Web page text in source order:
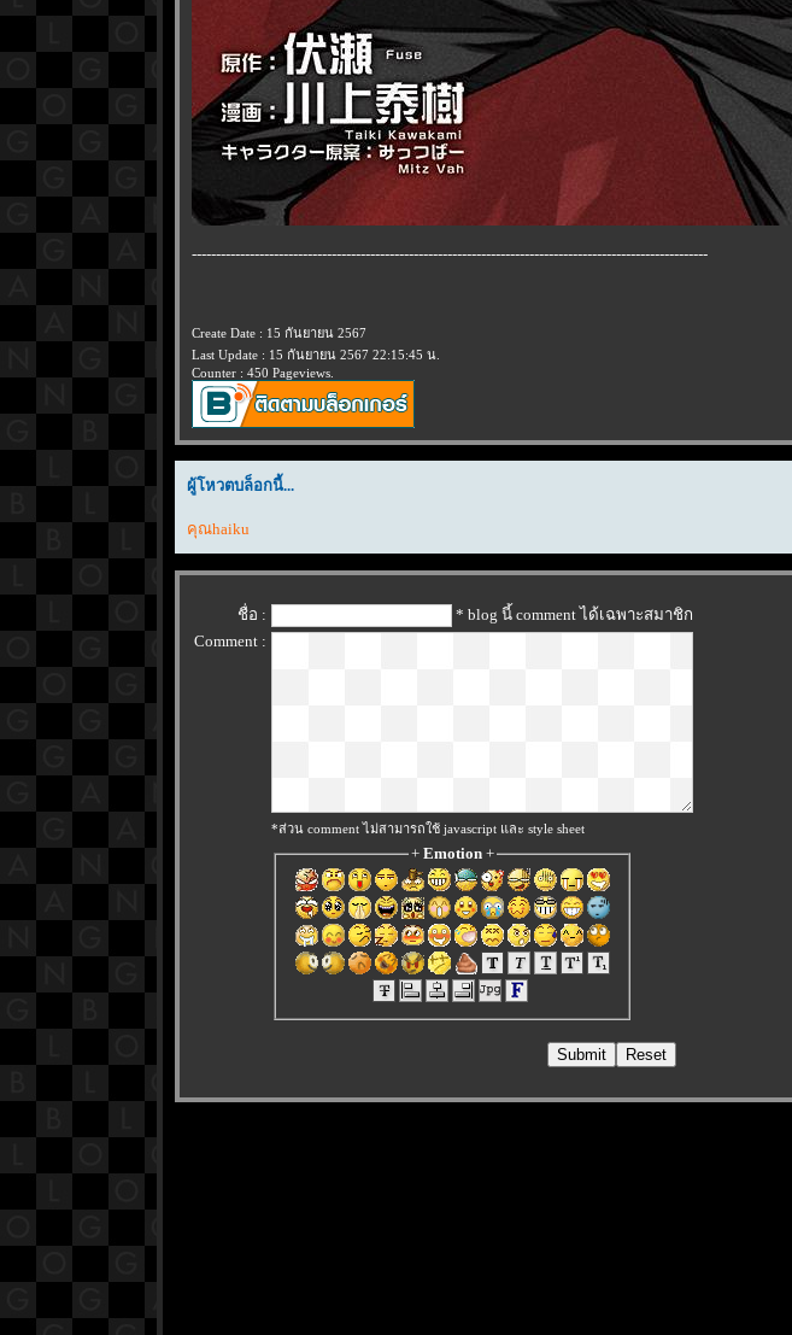
-----------------------------------------------------------------------------------------------------------
Create Date : 15 กันยายน 2567
Last Update : 15 กันยายน 2567 22:15:45 น.
Counter : 450 Pageviews.
ผู้โหวตบล็อกนี้...
คุณhaiku
ชื่อ :
* blog นี้ comment ได้เฉพาะสมาชิก
Comment :
*ส่วน comment ไม่สามารถใช้ javascript และ style sheet
+ Emotion+